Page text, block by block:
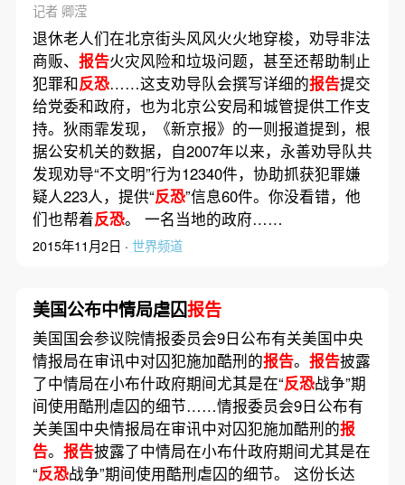
记者 卿滢
退休老人们在北京街头风风火火地穿梭，劝导非法
商贩、 报告火灾风险和垃圾问题，甚至还帮助制止
犯罪和反恐……这支劝导队会撰写详细的报告提交
给党委和政府，也为北京公安局和城管提供工作支
持。狄雨霏发现，《新京报》的一则报道提到，根
据公安机关的数据，自2007年以来，永善劝导队共
发现劝导“不文明”行为12340件，协助抓获犯罪嫌
疑人223人，提供“反恐”信息60件。你没看错，他
们也帮着反恐。 一名当地的政府……
2015年11月2日 · 世界频道
美国公布中情局虐囚报告
美国国会参议院情报委员会9日公布有关美国中央
情报局在审讯中对囚犯施加酷刑的报告。 报告披露
了中情局在小布什政府期间尤其是在“反恐战争”期
间使用酷刑虐囚的细节……情报委员会9日公布有
关美国中央情报局在审讯中对囚犯施加酷刑的报
告。 报告披露了中情局在小布什政府期间尤其是在
“反恐战争”期间使用酷刑虐囚的细节。 这份长达